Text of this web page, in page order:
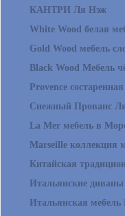
КАНТРИ Ля Нэж
White Wood белая
Gold Wood мебель
Black Wood Мебель
Provence
Снежный Прованс
La Mer мебель в
Marseille коллекция
Китайская
Итальянские
Итальянская мебель